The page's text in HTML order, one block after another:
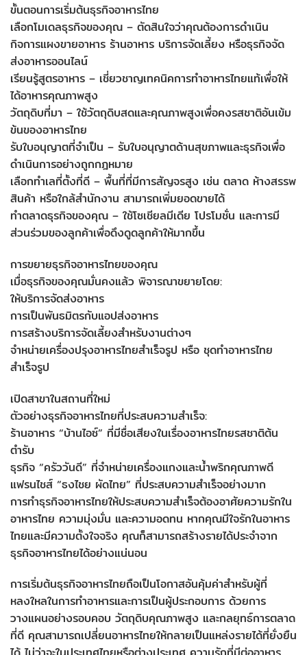
ขั้นตอนการเริ่มต้นธุรกิจอาหารไทย
เลือกโมเดลธุรกิจของคุณ – ตัดสินใจว่าคุณต้องการดำเนิน
กิจการแผงขายอาหาร ร้านอาหาร บริการจัดเลี้ยง หรือธุรกิจจัด
ส่งอาหารออนไลน์
เรียนรู้สูตรอาหาร – เชี่ยวชาญเทคนิคการทำอาหารไทยแท้เพื่อให้
ได้อาหารคุณภาพสูง
วัตถุดิบที่มา – ใช้วัตถุดิบสดและคุณภาพสูงเพื่อคงรสชาติอันเข้ม
ข้นของอาหารไทย
รับใบอนุญาตที่จำเป็น – รับใบอนุญาตด้านสุขภาพและธุรกิจเพื่อ
ดำเนินการอย่างถูกกฎหมาย
เลือกทำเลที่ตั้งที่ดี – พื้นที่ที่มีการสัญจรสูง เช่น ตลาด ห้างสรรพ
สินค้า หรือใกล้สำนักงาน สามารถเพิ่มยอดขายได้
ทำตลาดธุรกิจของคุณ – ใช้โซเชียลมีเดีย โปรโมชั่น และการมี
ส่วนร่วมของลูกค้าเพื่อดึงดูดลูกค้าให้มากขึ้น
การขยายธุรกิจอาหารไทยของคุณ
เมื่อธุรกิจของคุณมั่นคงแล้ว พิจารณาขยายโดย:
ให้บริการจัดส่งอาหาร
การเป็นพันธมิตรกับแอปส่งอาหาร
การสร้างบริการจัดเลี้ยงสำหรับงานต่างๆ
จำหน่ายเครื่องปรุงอาหารไทยสำเร็จรูป หรือ ชุดทำอาหารไทย
สำเร็จรูป
เปิดสาขาในสถานที่ใหม่
ตัวอย่างธุรกิจอาหารไทยที่ประสบความสำเร็จ:
ร้านอาหาร “บ้านไอซ์” ที่มีชื่อเสียงในเรื่องอาหารไทยรสชาติต้น
ตำรับ
ธุรกิจ “ครัววันดี” ที่จำหน่ายเครื่องแกงและน้ำพริกคุณภาพดี
แฟรนไชส์ “ธงไชย ผัดไทย” ที่ประสบความสำเร็จอย่างมาก
การทำธุรกิจอาหารไทยให้ประสบความสำเร็จต้องอาศัยความรักใน
อาหารไทย ความมุ่งมั่น และความอดทน หากคุณมีใจรักในอาหาร
ไทยและมีความตั้งใจจริง คุณก็สามารถสร้างรายได้ประจำจาก
ธุรกิจอาหารไทยได้อย่างแน่นอน
การเริ่มต้นธุรกิจอาหารไทยถือเป็นโอกาสอันคุ้มค่าสำหรับผู้ที่
หลงใหลในการทำอาหารและการเป็นผู้ประกอบการ ด้วยการ
วางแผนอย่างรอบคอบ วัตถุดิบคุณภาพสูง และกลยุทธ์การตลาด
ที่ดี คุณสามารถเปลี่ยนอาหารไทยให้กลายเป็นแหล่งรายได้ที่ยั่งยืน